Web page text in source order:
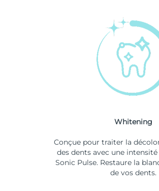
Whitening
Conçue pour traiter la
des dents avec une
Sonic Pulse. Restaure la
de vos dents.